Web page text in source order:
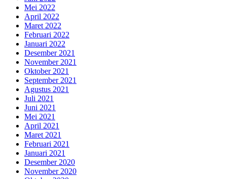
Mei 2022
April 2022
Maret 2022
Februari 2022
Januari 2022
Desember 2021
November 2021
Oktober 2021
September 2021
Agustus 2021
Juli 2021
Juni 2021
Mei 2021
April 2021
Maret 2021
Februari 2021
Januari 2021
Desember 2020
November 2020